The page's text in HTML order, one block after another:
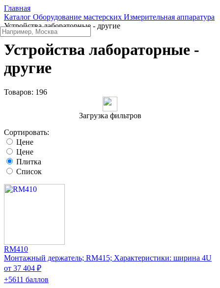
Главная
Каталог Оборудование мастерских Измерительная аппаратура
Устройства лабораторные - другие
Устройства лабораторные -
другие
Товаров: 196
Загрузка фильтров
Сортировать:
Цене
Цене
Плитка
Список
RM410
Монтажный держатель; RM415; Характеристики: ширина 4U
от 37 404 ₽
+5611 баллов